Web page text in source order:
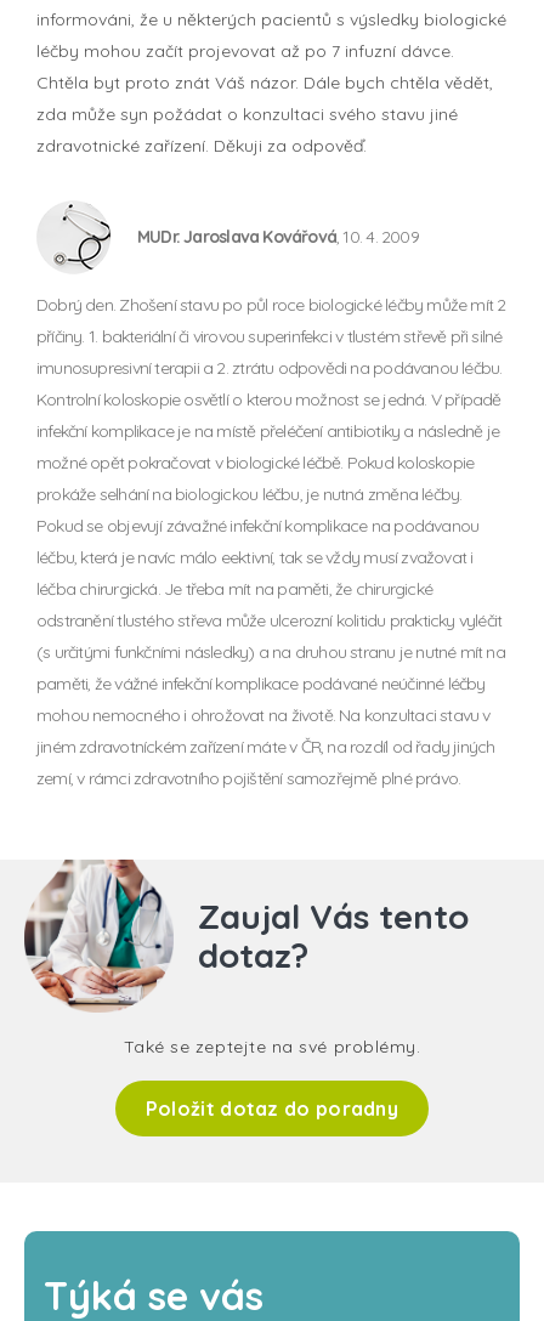
informováni, že u některých pacientů s výsledky biologické
léčby mohou začít projevovat až po 7 infuzní dávce.
Chtěla byt proto znát Váš názor. Dále bych chtěla vědět,
zda může syn požádat o konzultaci svého stavu jiné
zdravotnické zařízení. Děkuji za odpověď.
MUDr. Jaroslava Kovářová, 10. 4. 2009
Dobrý den. Zhošení stavu po půl roce biologické léčby může mít 2
příčiny. 1. bakteriální či virovou superinfekci v tlustém střevě při silné
imunosupresivní terapii a 2. ztrátu odpovědi na podávanou léčbu.
Kontrolní koloskopie osvětlí o kterou možnost se jedná. V případě
infekční komplikace je na místě přeléčení antibiotiky a následně je
možné opět pokračovat v biologické léčbě. Pokud koloskopie
prokáže selhání na biologickou léčbu, je nutná změna léčby.
Pokud se objevují závažné infekční komplikace na podávanou
léčbu, která je navíc málo eektivní, tak se vždy musí zvažovat i
léčba chirurgická. Je třeba mít na paměti, že chirurgické
odstranění tlustého střeva může ulcerozní kolitidu prakticky vyléčit
(s určitými funkčními následky) a na druhou stranu je nutné mít na
paměti, že vážné infekční komplikace podávané neúčinné léčby
mohou nemocného i ohrožovat na životě. Na konzultaci stavu v
jiném zdravotníckém zařízení máte v ČR, na rozdíl od řady jiných
zemí, v rámci zdravotního pojištění samozřejmě plné právo.
Zaujal Vás tento
dotaz?
Také se zeptejte na své problémy.
Položit dotaz do poradny
Týká se vás